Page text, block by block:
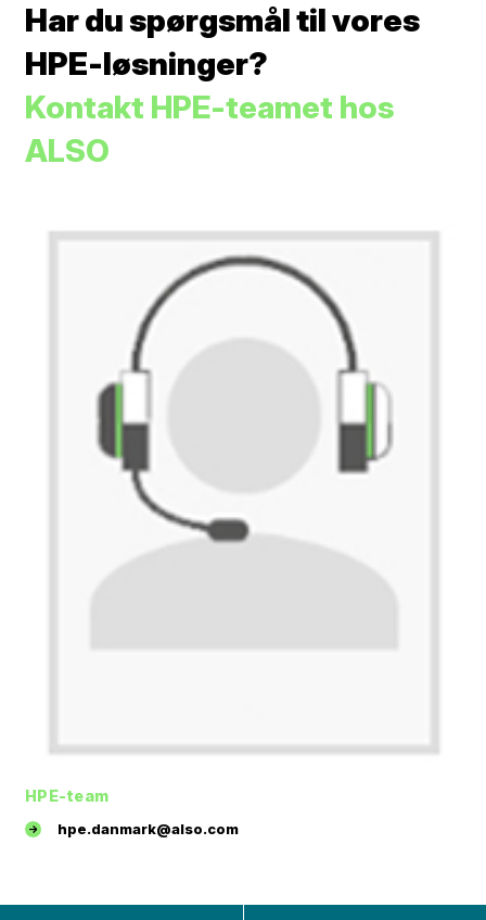
Har du spørgsmål til vores
HPE-løsninger?
Kontakt HPE-teamet hos
ALSO
HPE-team
hpe.danmark@also.com